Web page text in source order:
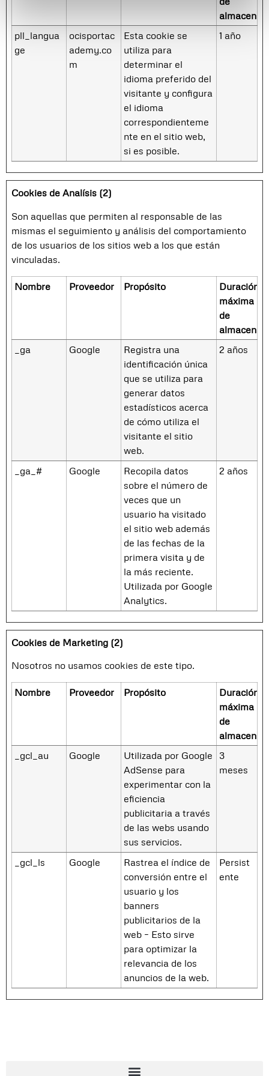
pll_langua
ge
ocisportac
ademy.co
m
Esta cookie se
utiliza para
determinar el
idioma preferido del
visitante y configura
el idioma
correspondienteme
nte en el sitio web,
si es posible.
1 año
Cookies de Analísis (2)
Son aquellas que permiten al responsable de las
mismas el seguimiento y análisis del comportamiento
de los usuarios de los sitios web a los que están
vinculadas.
Nombre Proveedor Propósito
Duración
máxima
de
_ga
Google
Registra una
identificación única
que se utiliza para
generar datos
estadísticos acerca
de cómo utiliza el
visitante el sitio
web.
2 años
_ga_# Google
Recopila datos
sobre el número de
veces que un
usuario ha visitado
el sitio web además
de las fechas de la
primera visita y de
la más reciente.
Utilizada por Google
Analytics.
2 años
Cookies de Marketing (2)
Nosotros no usamos cookies de este tipo.
Nombre Proveedor Propósito
Duración
máxima
de
_gcl_au
Google
Utilizada por Google
AdSense para
experimentar con la
eficiencia
publicitaria a través
de las webs usando
sus servicios.
3
meses
_gcl_ls Google
Rastrea el índice de
conversión entre el
usuario y los
banners
publicitarios de la
web – Esto sirve
para optimizar la
relevancia de los
anuncios de la web.
Persist
ente